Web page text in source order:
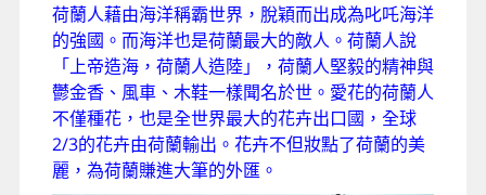
荷蘭人藉由海洋稱霸世界，脫穎而出成為叱吒海洋
的強國。而海洋也是荷蘭最大的敵人。荷蘭人說
「上帝造海，荷蘭人造陸」，荷蘭人堅毅的精神與
鬱金香、風車、木鞋一樣聞名於世。愛花的荷蘭人
不僅種花，也是全世界最大的花卉出口國，全球
2/3的花卉由荷蘭輸出。花卉不但妝點了荷蘭的美
麗，為荷蘭賺進大筆的外匯。